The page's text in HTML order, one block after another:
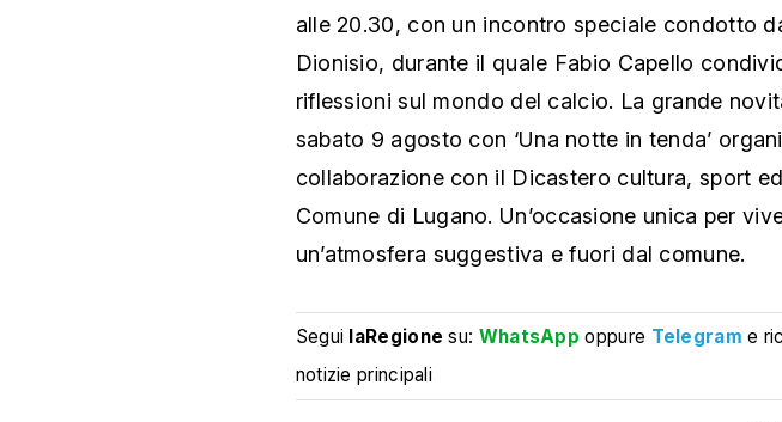
alle 20.30, con un incontro speciale condotto
Dionisio, durante il quale Fabio Capello
riflessioni sul mondo del calcio. La grande
sabato 9 agosto con ‘Una notte in tenda’
collaborazione con il Dicastero cultura, sport
Comune di Lugano. Un’occasione unica per
un’atmosfera suggestiva e fuori dal comune.
Segui laRegione su: WhatsApp oppure Telegram e
notizie principali